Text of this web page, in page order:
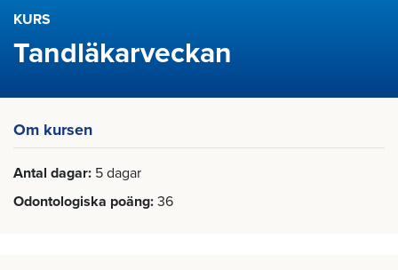
KURS
Tandläkarveckan
Om kursen
Antal dagar 5 dagar
Odontologiska poäng 36